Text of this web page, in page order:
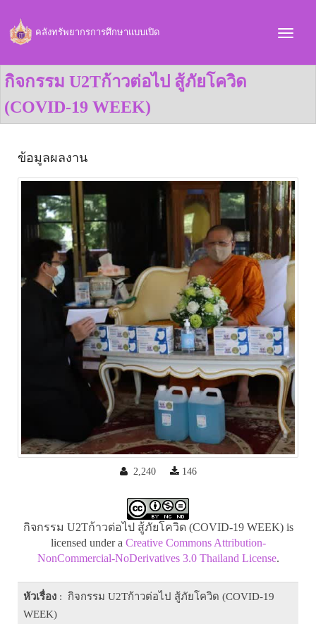
คลังทรัพยากรการศึกษาแบบเปิด
กิจกรรม U2Tก้าวต่อไป สู้ภัยโควิด
(COVID-19 WEEK)
ข้อมูลผลงาน
2,240 146
กิจกรรม U2Tก้าวต่อไป สู้ภัยโควิด (COVID-19 WEEK) is
licensed under a Creative Commons Attribution-
NonCommercial-NoDerivatives 3.0 Thailand License.
หัวเรื่อง : กิจกรรม U2Tก้าวต่อไป สู้ภัยโควิด (COVID-19
WEEK)